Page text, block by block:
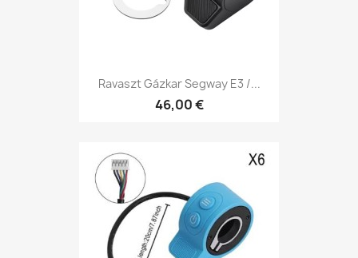
Ravaszt Gázkar Segway E3 /...
46,00 €